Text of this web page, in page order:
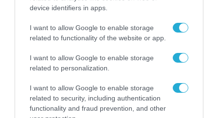
device identifiers in apps.
I want to allow Google to enable storage
related to functionality of the website or app.
I want to allow Google to enable storage
related to personalization.
I want to allow Google to enable storage
related to security, including authentication
functionality and fraud prevention, and other